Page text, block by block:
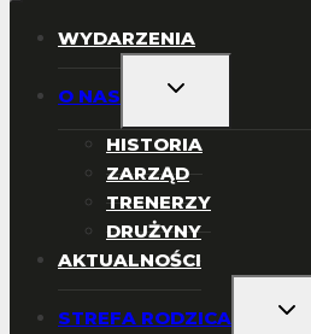
WYDARZENIA
O NAS
PRZEŁĄCZ
PODRZĘDNE
HISTORIA
ZARZĄD
TRENERZY
DRUŻYNY
AKTUALNOŚCI
STREFA RODZICA